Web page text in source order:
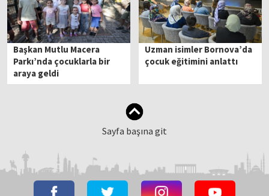
Başkan Mutlu Macera
Parkı’nda çocuklarla bir
araya geldi
Uzman isimler Bornova’da
çocuk eğitimini anlattı
Sayfa başına git